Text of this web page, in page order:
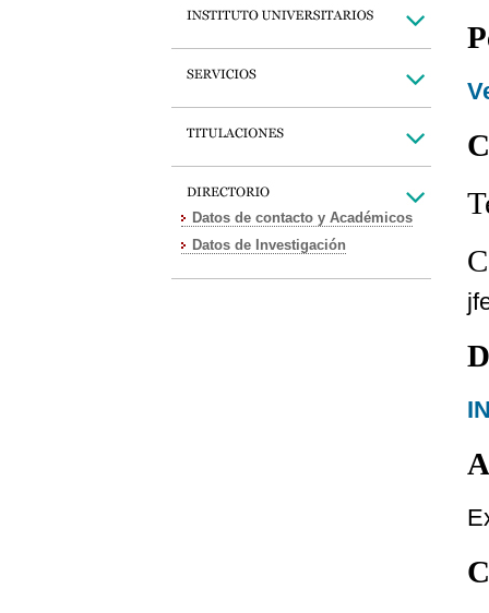
Datos de contacto y Académicos
Datos de Investigación